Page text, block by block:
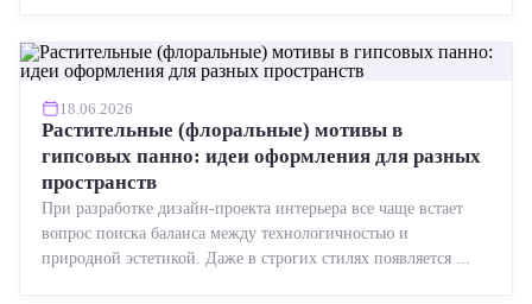
18.06.2026
Растительные (флоральные) мотивы в
гипсовых панно: идеи оформления для разных
пространств
При разработке дизайн-проекта интерьера все чаще встает
вопрос поиска баланса между технологичностью и
природной эстетикой. Даже в строгих стилях появляется ...